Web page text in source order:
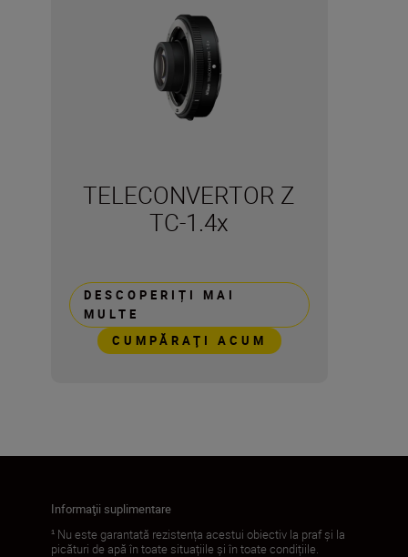
TELECONVERTOR Z
TC-1.4x
DESCOPERIȚI MAI
MULTE
CUMPĂRAŢI ACUM
Informaţii suplimentare
¹ Nu este garantată rezistența acestui obiectiv la praf și la
picături de apă în toate situațiile și în toate condițiile.